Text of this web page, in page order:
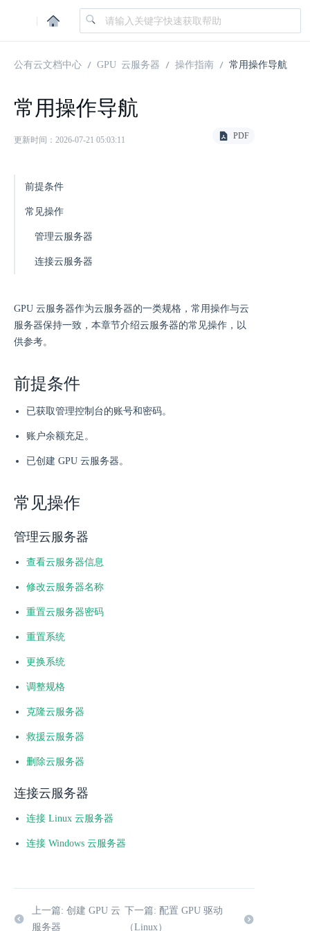
|
公有云文档中心 GPU 云服务器 操作指南 常用操作导航
常用操作导航
更新时间：2026-07-21 05:03:11 PDF
前提条件
常见操作
管理云服务器
连接云服务器
GPU 云服务器作为云服务器的一类规格，常用操作与云
服务器保持一致，本章节介绍云服务器的常见操作，以
供参考。
前提条件
已获取管理控制台的账号和密码。
账户余额充足。
已创建 GPU 云服务器。
常见操作
管理云服务器
查看云服务器信息
修改云服务器名称
重置云服务器密码
重置系统
更换系统
调整规格
克隆云服务器
救援云服务器
删除云服务器
连接云服务器
连接 Linux 云服务器
连接 Windows 云服务器
上一篇: 创建 GPU 云
服务器
下一篇: 配置 GPU 驱动
（Linux）